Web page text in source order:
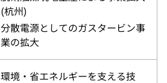
(杭州)
分散電源としてのガスタービン事
業の拡大
環境・省エネルギーを支える技